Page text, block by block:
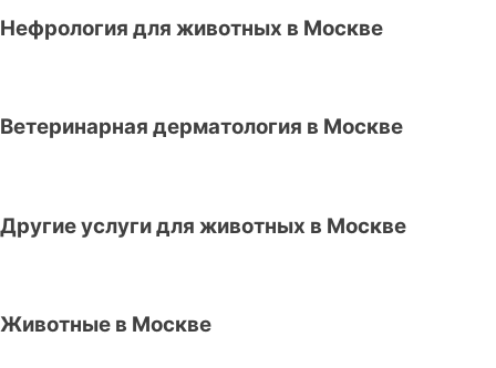
Нефрология для животных в Москве
Ветеринарная дерматология в Москве
Другие услуги для животных в Москве
Животные в Москве